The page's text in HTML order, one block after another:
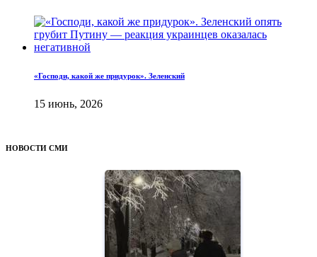
«Господи, какой же придурок». Зеленский
15 июнь, 2026
НОВОСТИ СМИ